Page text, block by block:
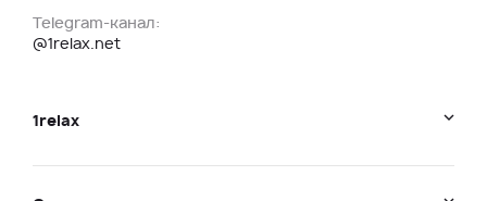
Telegram-канал:
@1relax.net
1relax